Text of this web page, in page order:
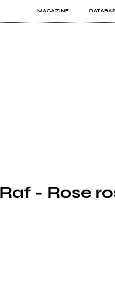
MAGAZINE
INSIDER ROCKIT
Raf - Rose